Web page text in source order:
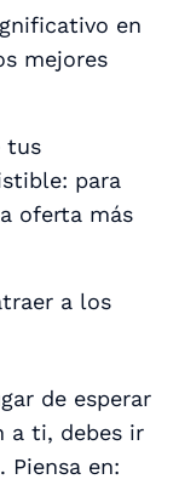
en
mejores
tus
para
oferta más
a los
de esperar
a ti, debes ir
Piensa en: